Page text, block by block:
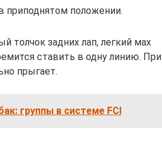
приподнятом положении.
толчок задних лап, легкий мах
ставить в одну линию. При
прыгает.
группы в системе FCI